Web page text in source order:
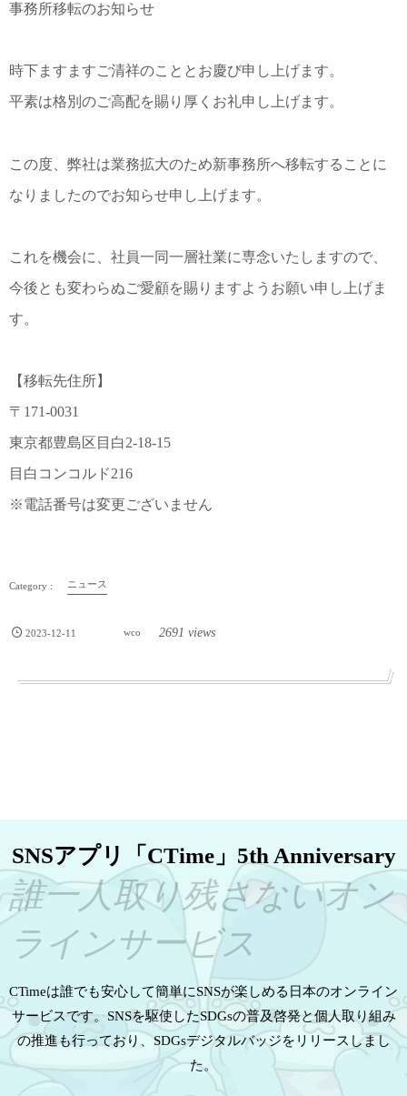
事務所移転のお知らせ
時下ますますご清祥のこととお慶び申し上げます。
平素は格別のご高配を賜り厚くお礼申し上げます。
この度、弊社は業務拡大のため新事務所へ移転することに
なりましたのでお知らせ申し上げます。
これを機会に、社員一同一層社業に専念いたしますので、
今後とも変わらぬご愛顧を賜りますようお願い申し上げま
す。
【移転先住所】
〒171-0031
東京都豊島区目白2-18-15
目白コンコルド216
※電話番号は変更ございません
ニュース
2023-12-11 wco 2691 views
SNSアプリ「CTime」5th Anniversary
誰一人取り残さないオン
ラインサービス
CTimeは誰でも安心して簡単にSNSが楽しめる日本のオンライン
サービスです。SNSを駆使したSDGsの普及啓発と個人取り組み
の推進も行っており、SDGsデジタルバッジをリリースしまし
た。